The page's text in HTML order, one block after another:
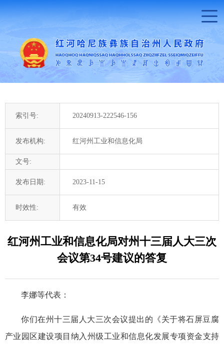
索引号: 20240913-222546-156
发布机构: 红河州工业和信息化局
文号:
发布日期: 2023-11-15
时效性: 有效
红河州工业和信息化局对州十三届人大三次
会议第34号建议的答复
李娜等代表：
你们在州十三届人大三次会议提出的《关于将石屏豆腐
产业园区建设项目纳入州级工业和信息化发展专项资金支持